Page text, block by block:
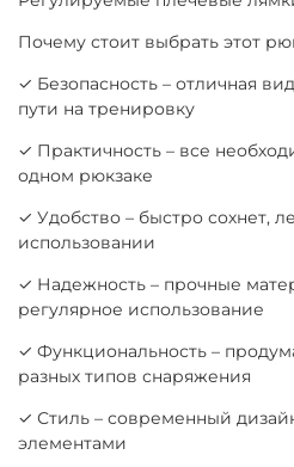
Почему стоит выбрать этот
✓ Безопасность – отличная
пути на тренировку
✓ Практичность – все
одном рюкзаке
✓ Удобство – быстро сохнет,
использовании
✓ Надежность – прочные
регулярное использование
✓ Функциональность –
разных типов снаряжения
✓ Стиль – современный
элементами